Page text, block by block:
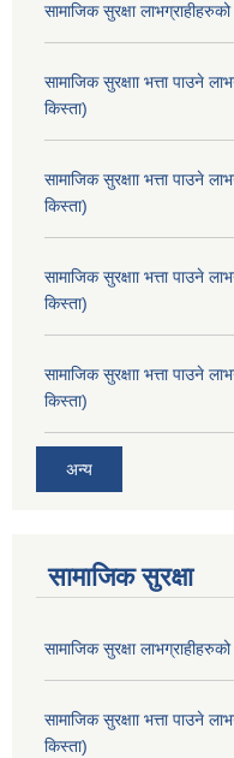
सामाजिक सुरक्षा
सामाजिक सुरक्षाा भत्ता पाउने
किस्ता)
सामाजिक सुरक्षाा भत्ता पाउने
किस्ता)
सामाजिक सुरक्षाा भत्ता पाउने
किस्ता)
सामाजिक सुरक्षाा भत्ता पाउने
किस्ता)
अन्य
सामाजिक सुरक्षा
सामाजिक सुरक्षा
सामाजिक सुरक्षाा भत्ता पाउने
किस्ता)